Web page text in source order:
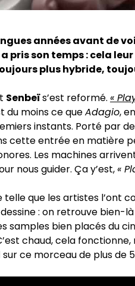
années avant de
a pris son temps : cela
plus hybride,
Senbeïs’est reformé. «
du moins ce queAdagio,
instants. Porté par
cette entrée en matière
Les machines
nous guider. Ça y’est,«
que les artistes l’ont
: on retrouve bien-
samples bien placés du
chaud, cela
sur ce morceau de plus de